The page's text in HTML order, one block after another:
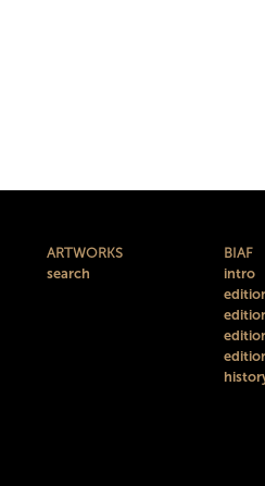
ARTWORKS
search
BIAF
intro